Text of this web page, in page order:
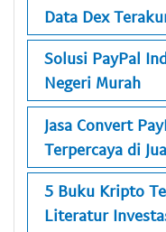
Data Dex
Solusi PayPal
Negeri Murah
Jasa Convert
Terpercaya di
5 Buku Kripto
Literatur